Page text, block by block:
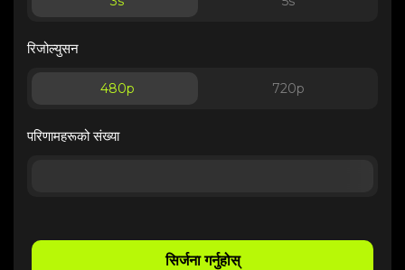
रिजोल्युसन
480p 720p
परिणामहरूको संख्या
सिर्जना गर्नुहोस्